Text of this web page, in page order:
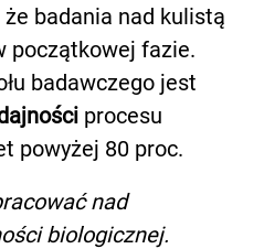
badania nad kulistą
początkowej fazie.
badawczego jest
procesu
powyżej 80 proc.
nad
biologicznej.